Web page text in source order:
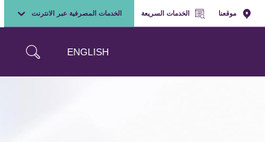
موقعنا الخدمات السريعة الخدمات المصرفية عبر الانترنت
ENGLISH